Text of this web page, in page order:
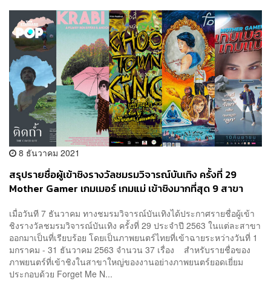
8 ธันวาคม 2021
สรุปรายชื่อผู้เข้าชิงรางวัลชมรมวิจารณ์บันเทิง ครั้งที่ 29
Mother Gamer เกมเมอร์ เกมแม่ เข้าชิงมากที่สุด 9 สาขา
เมื่อวันที 7 ธันวาคม ทางชมรมวิจารณ์บันเทิงได้ประกาศรายชื่อผู้เข้า
ชิงรางวัลชมรมวิจารณ์บันเทิง ครั้งที่ 29 ประจำปี 2563 ในแต่ละสาขา
ออกมาเป็นที่เรียบร้อย โดยเป็นภาพยนตร์ไทยที่เข้าฉายระหว่างวันที่ 1
มกราคม - 31 ธันวาคม 2563 จำนวน 37 เรื่อง สำหรับรายชื่อของ
ภาพยนตร์ที่เข้าชิงในสาขาใหญ่ของงานอย่างภาพยนตร์ยอดเยี่ยม
ประกอบด้วย Forget Me N...